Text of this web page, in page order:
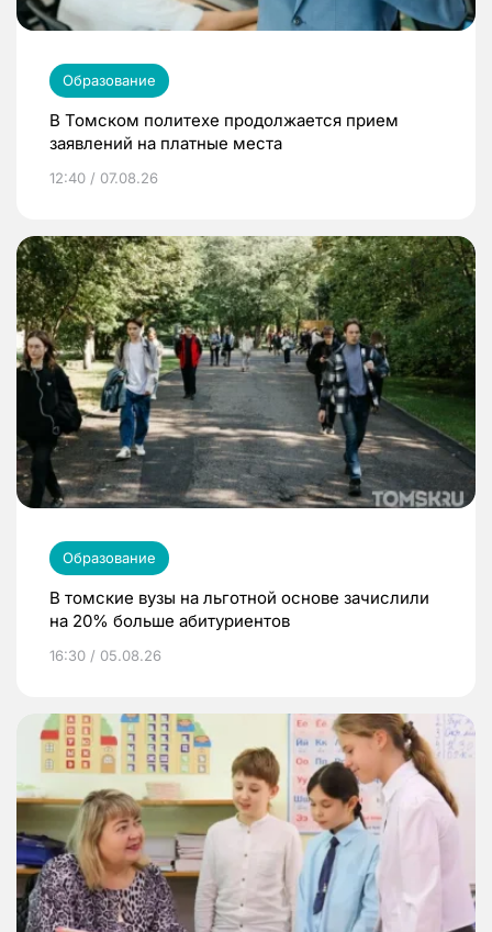
Образование
В Томском политехе продолжается прием
заявлений на платные места
12:40 / 07.08.26
Образование
В томские вузы на льготной основе зачислили
на 20% больше абитуриентов
16:30 / 05.08.26